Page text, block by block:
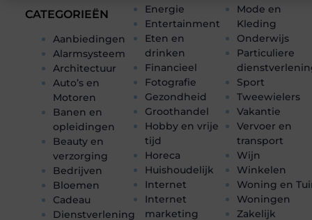
CATEGORIEËN
Aanbiedingen
Alarmsysteem
Architectuur
Auto’s en
Motoren
Banen en
opleidingen
Beauty en
verzorging
Bedrijven
Bloemen
Cadeau
Dienstverlening
Energie
Entertainment
Eten en
drinken
Financieel
Fotografie
Gezondheid
Groothandel
Hobby en vrije
tijd
Horeca
Huishoudelijk
Internet
Internet
marketing
Mode en
Kleding
Onderwijs
Particuliere
Sport
Tweewielers
Vakantie
Vervoer en
transport
Wijn
Winkelen
Woning en
Woningen
Zakelijk